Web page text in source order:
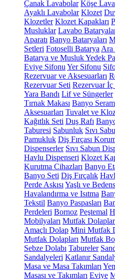
Çanak Lavabolar Köşe
Ayaklı Lavabolar Klozet
Klozetler Klozet Kapakları
Musluklar Lavabo
Aparatı Banyo Bataryaları
Setleri Fotoselli Batarya Ara
Batarya ve Musluk Yedek
Eviye Sifonu Yer Sifonu
Rezervuar ve Aksesuarları
Rezervuar Seti Rezervuar İç
Yara Bandı Lif ve Süngerler
Tırnak Makası Banyo
Aksesuarları Tuvalet ve
Kağıtlık Seti Duş Rafı
Taburesi Sabunluk Sıvı
Pamukluk Diş Fırçası
Dispenserler Sıvı Sabun
Havlu Dispenseri Klozet
Kurutma Cihazları Banyo
Banyo Seti Diş Fırçalık
Perde Askısı Yaşlı ve
Havalandırma ve Isıtma
Tekstil Banyo Paspasları
Perdeleri Bornoz Peştemal
Mobilyaları Mutfak
Amaçlı Dolap Mini Mutfak
Mutfak Dolapları Mutfak
Sebze Dolabı Tabureler
Sandalyeleri Katlanır
Masa ve Masa Takımları
Masası ve Takımları Eviye